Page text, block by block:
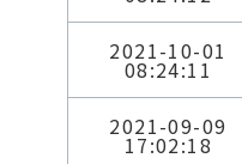
2021-10-01
08:24:11
2021-09-09
17:02:18